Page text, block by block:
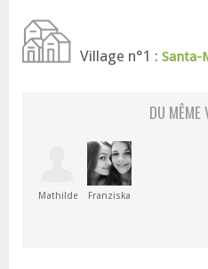
Village n°1 : Santa-
DU MÊME
Mathilde Franziska